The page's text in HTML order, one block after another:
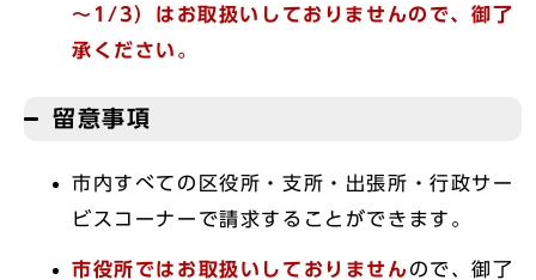
～1/3）はお取扱いしておりませんので、御了
承ください。
留意事項
市内すべての区役所・支所・出張所・行政サー
ビスコーナーで請求することができます。
市役所ではお取扱いしておりません ので、御了